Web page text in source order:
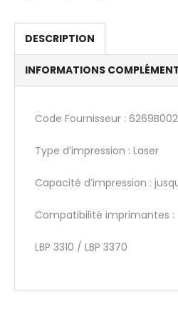
DESCRIPTION
INFORMATIONS
Code Fournisseur : 6269B002
Type d’impression : Laser
Capacité d’impression :
Compatibilité imprimantes :
LBP 3310 / LBP 3370